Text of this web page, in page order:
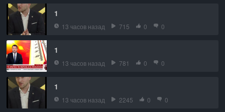
1
13 часов назад 715 0 0
1
13 часов назад 781 0 0
1
13 часов назад 2245 0 0